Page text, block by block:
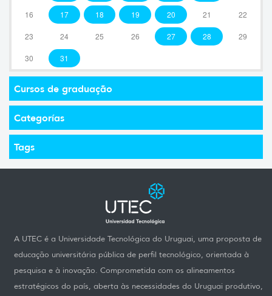
16 17 18 19 20 21 22
23 24 25 26 27 28 29
30 31
Cursos de graduação
Categorías
Tags
A UTEC é a Universidade Tecnológica do Uruguai, uma proposta de
educação universitária pública de perfil tecnológico, orientada à
pesquisa e à inovação. Comprometida com os alineamentos
estratégicos do país, aberta às necessidades do Uruguai produtivo,